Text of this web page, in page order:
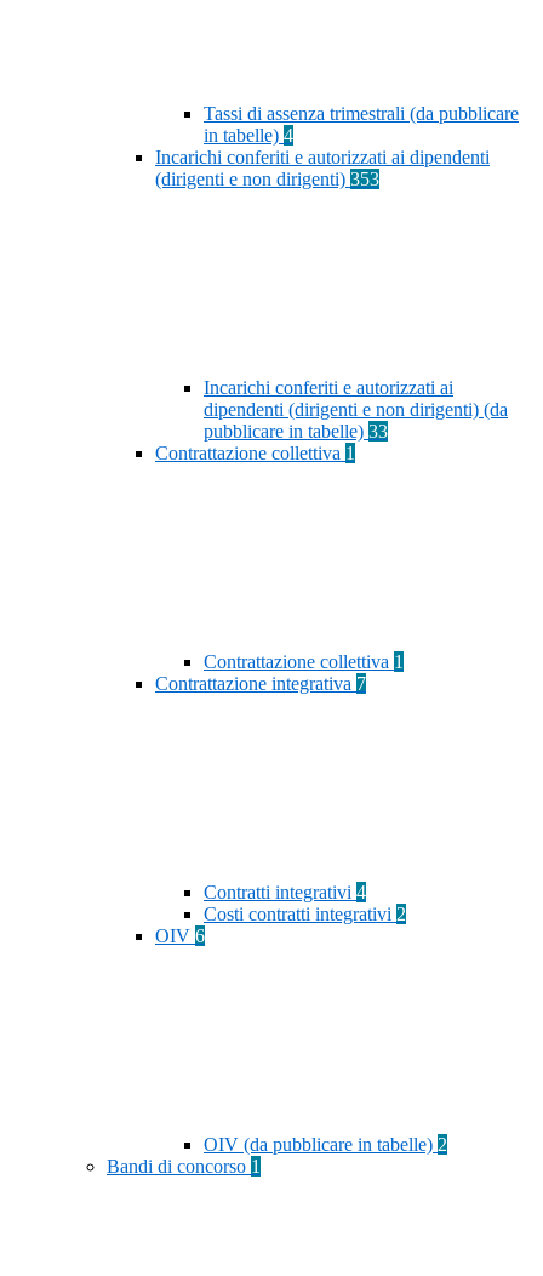
Tassi di assenza trimestrali (da pubblicare
in tabelle) 4
Incarichi conferiti e autorizzati ai dipendenti
(dirigenti e non dirigenti) 353
Incarichi conferiti e autorizzati ai
dipendenti (dirigenti e non dirigenti) (da
pubblicare in tabelle) 33
Contrattazione collettiva 1
Contrattazione collettiva 1
Contrattazione integrativa 7
Contratti integrativi 4
Costi contratti integrativi 2
OIV 6
OIV (da pubblicare in tabelle) 2
Bandi di concorso 1